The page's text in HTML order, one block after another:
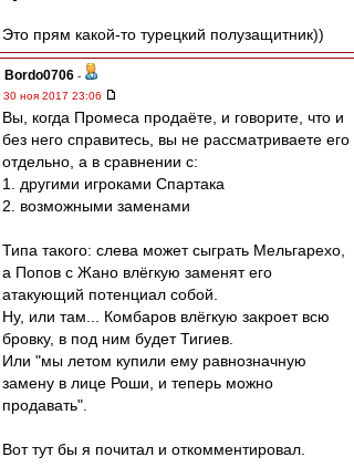
Это прям какой-то турецкий полузащитник))
Bordo0706 -
30 ноя 2017 23:06
Вы, когда Промеса продаёте, и говорите, что и
без него справитесь, вы не рассматриваете его
отдельно, а в сравнении с:
1. другими игроками Спартака
2. возможными заменами
Типа такого: слева может сыграть Мельгарехо,
а Попов с Жано влёгкую заменят его
атакующий потенциал собой.
Ну, или там... Комбаров влёгкую закроет всю
бровку, в под ним будет Тигиев.
Или "мы летом купили ему равнозначную
замену в лице Роши, и теперь можно
продавать".
Вот тут бы я почитал и откомментировал.